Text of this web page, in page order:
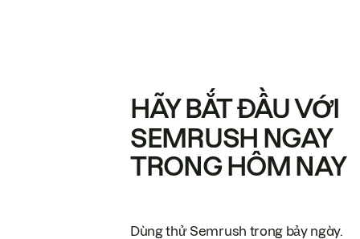
HÃY BẮT ĐẦU VỚI
SEMRUSH NGAY
TRONG HÔM NAY
Dùng thử Semrush trong bảy ngày.